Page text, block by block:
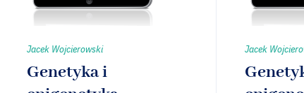
Jacek Wojcierowski
Genetyka i
Jacek